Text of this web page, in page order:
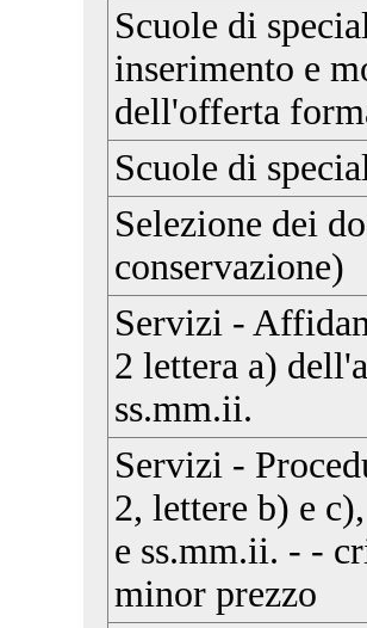
Scuole di
inserimento e
dell'offerta
Scuole di
Selezione dei
conservazione)
Servizi -
2 lettera a)
ss.mm.ii.
Servizi -
2, lettere b) e
e ss.mm.ii. - -
minor prezzo